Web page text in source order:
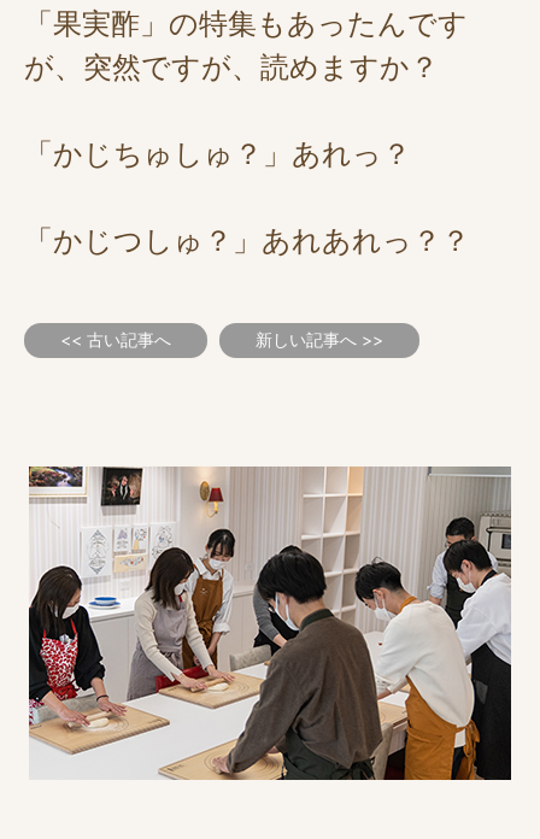
「果実酢」の特集もあったんです
が、突然ですが、読めますか？
「かじちゅしゅ？」あれっ？
「かじつしゅ？」あれあれっ？？
<< 古い記事へ 新しい記事へ >>